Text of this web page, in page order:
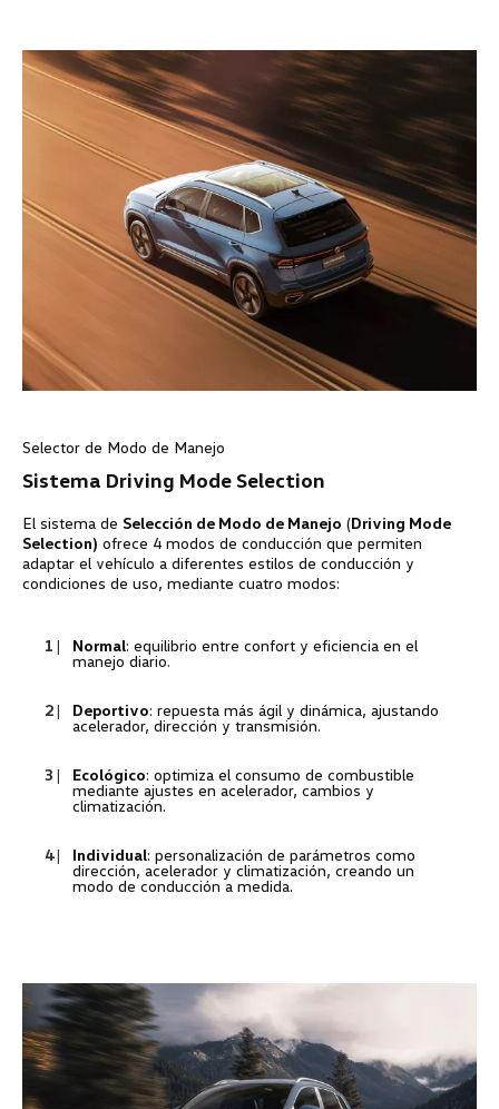
Selector de Modo de Manejo
Sistema Driving Mode Selection
El sistema de Selección de Modo de Manejo (Driving Mode
Selection) ofrece 4 modos de conducción que permiten
adaptar el vehículo a diferentes estilos de conducción y
condiciones de uso, mediante cuatro modos:
Normal: equilibrio entre confort y eficiencia en el
manejo diario.
Deportivo: repuesta más ágil y dinámica, ajustando
acelerador, dirección y transmisión.
Ecológico: optimiza el consumo de combustible
mediante ajustes en acelerador, cambios y
climatización.
Individual: personalización de parámetros como
dirección, acelerador y climatización, creando un
modo de conducción a medida.